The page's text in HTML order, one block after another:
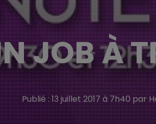
JOB À
Publié : 13 juillet 2017 à 7h40 par